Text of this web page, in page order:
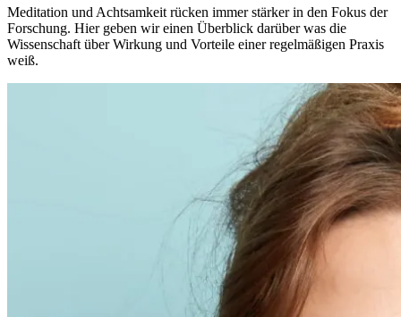
Meditation und Achtsamkeit rücken immer stärker in den Fokus der
Forschung. Hier geben wir einen Überblick darüber was die
Wissenschaft über Wirkung und Vorteile einer regelmäßigen Praxis
weiß.